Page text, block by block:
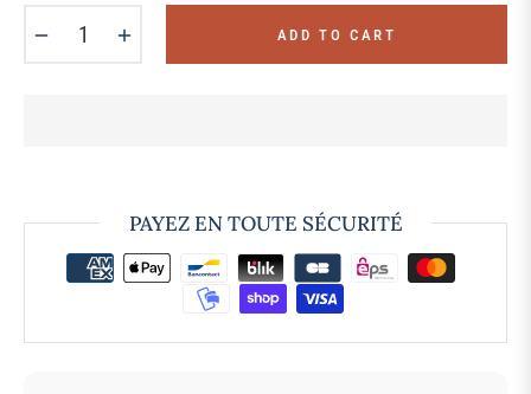
ADD TO CART
PAYEZ EN TOUTE SÉCURITÉ